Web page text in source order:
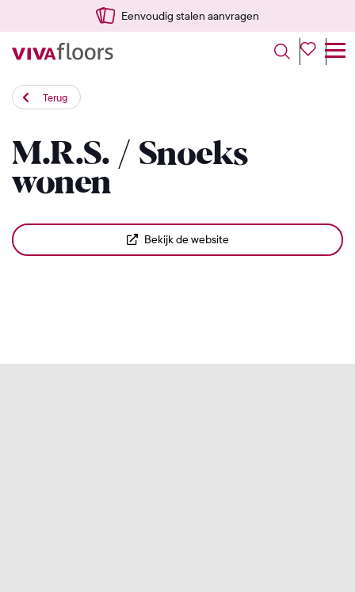
Eenvoudig stalen aanvragen
Terug
M.R.S. / Snoeks
wonen
Bekijk de website